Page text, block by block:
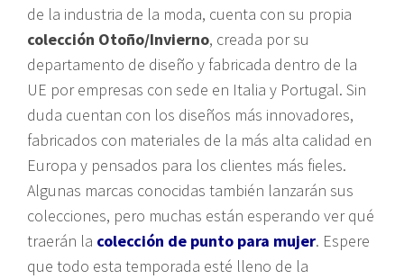
de la industria de la moda, cuenta con su propia
colección Otoño/Invierno, creada por su
departamento de diseño y fabricada dentro de la
UE por empresas con sede en Italia y Portugal. Sin
duda cuentan con los diseños más innovadores,
fabricados con materiales de la más alta calidad en
Europa y pensados ​​para los clientes más fieles.
Algunas marcas conocidas también lanzarán sus
colecciones, pero muchas están esperando ver qué
traerán la colección de punto para mujer. Espere
que todo esta temporada esté lleno de la